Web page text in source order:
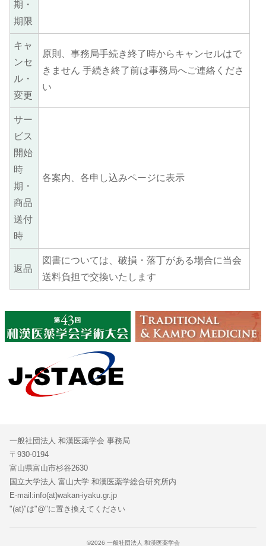
期・
期限
キャ
ンセ
ル・
変更
原則、事務局手続き終了時からキャンセルはで
きません 手続き終了前は事務局へご連絡くださ
い
サー
ビス
開始
時
期・
商品
送付
時
各案内、各申し込みページに表示
返品
図書については、破損・落丁がある場合に当会
送料負担で交換いたします
一般社団法人 和漢医薬学会 事務局
〒930-0194
富山県富山市杉谷2630
国立大学法人 富山大学 和漢医薬学総合研究所内
E-mail:info(at)wakan-iyaku.gr.jp
"(at)"は"@"に置き換えてください
©2026 一般社団法人 和漢医薬学会